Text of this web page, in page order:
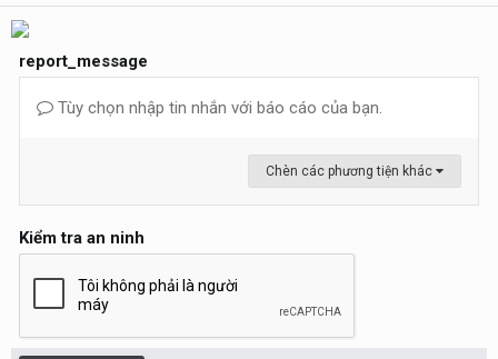
report_message
Tùy chọn nhập tin nhắn với báo cáo của bạn.
Chèn các phương tiện khác
Kiểm tra an ninh